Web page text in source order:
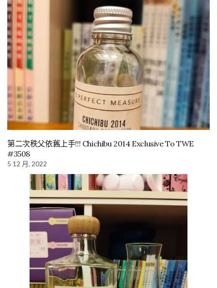
第二次秩父依舊上手!!! Chichibu 2014 Exclusive To TWE
#3508
5 12 月, 2022